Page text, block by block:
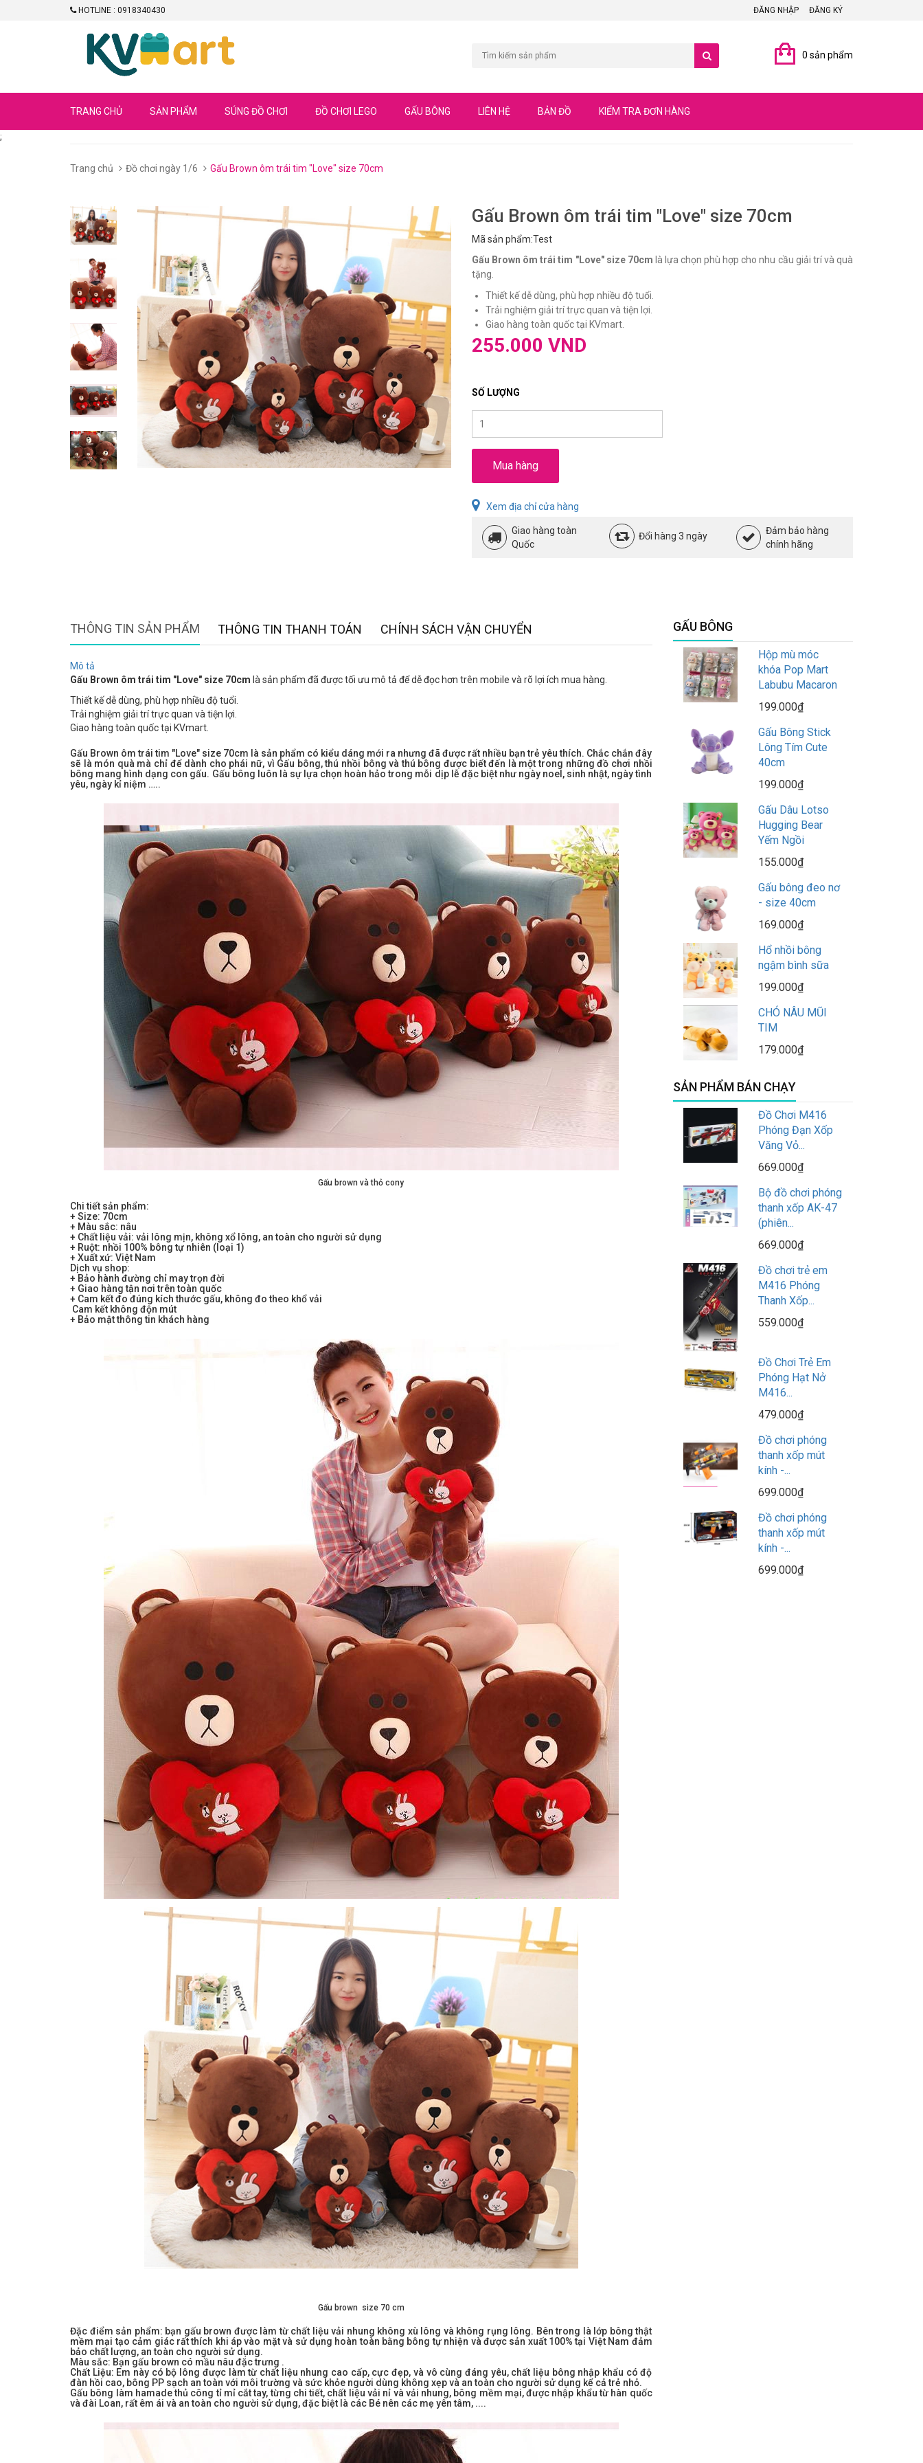
HOTLINE : 0918340430 ĐĂNG NHẬP ĐĂNG KÝ
0 sản phẩm
TRANG CHỦ SẢN PHẨM SÚNG ĐỒ CHƠI ĐỒ CHƠI LEGO GẤU BÔNG LIÊN HỆ BẢN ĐỒ KIỂM TRA ĐƠN HÀNG
;
Trang chủ Đồ chơi ngày 1/6 Gấu Brown ôm trái tim "Love" size 70cm
Gấu Brown ôm trái tim "Love" size 70cm
Mã sản phẩm:Test
Gấu Brown ôm trái tim "Love" size 70cm là lựa chọn phù hợp cho nhu cầu giải trí và quà
tặng.
Thiết kế dễ dùng, phù hợp nhiều độ tuổi.
Trải nghiệm giải trí trực quan và tiện lợi.
Giao hàng toàn quốc tại KVmart.
255.000 VND
SỐ LƯỢNG
Mua hàng
Xem địa chỉ cửa hàng
Giao hàng toàn
Quốc
Đổi hàng 3 ngày
Đảm bảo hàng
chính hãng
THÔNG TIN SẢN PHẨM THÔNG TIN THANH TOÁN CHÍNH SÁCH VẬN CHUYỂN
Mô tả
Gấu Brown ôm trái tim "Love" size 70cm là sản phẩm đã được tối ưu mô tả để dễ đọc hơn trên mobile và rõ lợi ích mua hàng.
Thiết kế dễ dùng, phù hợp nhiều độ tuổi.
Trải nghiệm giải trí trực quan và tiện lợi.
Giao hàng toàn quốc tại KVmart.
Gấu Brown ôm trái tim "Love" size 70cm là sản phẩm có kiểu dáng mới ra nhưng đã được rất nhiều bạn trẻ yêu thích. Chắc chắn đây
sẽ là món quà mà chỉ để dành cho phái nữ, vì Gấu bông, thú nhồi bông và thú bông được biết đến là một trong những đồ chơi nhồi
bông mang hình dạng con gấu. Gấu bông luôn là sự lựa chọn hoàn hảo trong mỗi dịp lễ đặc biệt như ngày noel, sinh nhật, ngày tình
yêu, ngày kỉ niệm …..
Gấu brown và thỏ cony
Chi tiết sản phẩm:
+ Size: 70cm
+ Màu sắc: nâu
+ Chất liệu vải: vải lông mịn, không xổ lông, an toàn cho người sử dụng
+ Ruột: nhồi 100% bông tự nhiên (loại 1)
+ Xuất xứ: Việt Nam
Dịch vụ shop:
+ Bảo hành đường chỉ may trọn đời
+ Giao hàng tận nơi trên toàn quốc
+ Cam kết đo đúng kích thước gấu, không đo theo khổ vải
Cam kết không độn mút
+ Bảo mật thông tin khách hàng
Gấu brown size 70 cm
Đặc điểm sản phẩm: bạn gấu brown được làm từ chất liệu vải nhung không xù lông và không rụng lông. Bên trong là lớp bông thật
mềm mại tạo cảm giác rất thích khi áp vào mặt và sử dụng hoàn toàn bằng bông tự nhiện và được sản xuất 100% tại Việt Nam đảm
bảo chất lượng, an toàn cho người sử dụng.​
Màu sắc: Bạn gấu brown có mầu nâu đặc trưng .
Chất Liệu: Em này có bộ lông được làm từ chất liệu nhung cao cấp, cực đẹp, và vô cùng đáng yêu, chất liệu bông nhập khẩu có độ
đàn hồi cao, bông PP sạch an toàn với môi trường và sức khỏe người dùng không xẹp và an toàn cho người sử dụng kể cả trẻ nhỏ.
Gấu bông làm hamade thủ công tỉ mỉ cắt tay, từng chi tiết, chất liệu vải nỉ và vải nhung, bông mềm mại, được nhập khẩu từ hàn quốc
và đài Loan, rất êm ái và an toàn cho người sử dụng, đặc biệt là các Bé nên các mẹ yên tâm, ....
GẤU BÔNG
Hộp mù móc
khóa Pop Mart
Labubu Macaron
199.000₫
Gấu Bông Stick
Lông Tím Cute
40cm
199.000₫
Gấu Dâu Lotso
Hugging Bear
Yếm Ngồi
155.000₫
Gấu bông đeo nơ
- size 40cm
169.000₫
Hổ nhồi bông
ngậm bình sữa
199.000₫
CHÓ NÂU MŨI
TIM
179.000₫
SẢN PHẨM BÁN CHẠY
Đồ Chơi M416
Phóng Đạn Xốp
Văng Vỏ...
669.000₫
Bộ đồ chơi phóng
thanh xốp AK-47
(phiên...
669.000₫
Đồ chơi trẻ em
M416 Phóng
Thanh Xốp...
559.000₫
Đồ Chơi Trẻ Em
Phóng Hạt Nở
M416...
479.000₫
Đồ chơi phóng
thanh xốp mút
kính -...
699.000₫
Đồ chơi phóng
thanh xốp mút
kính -...
699.000₫